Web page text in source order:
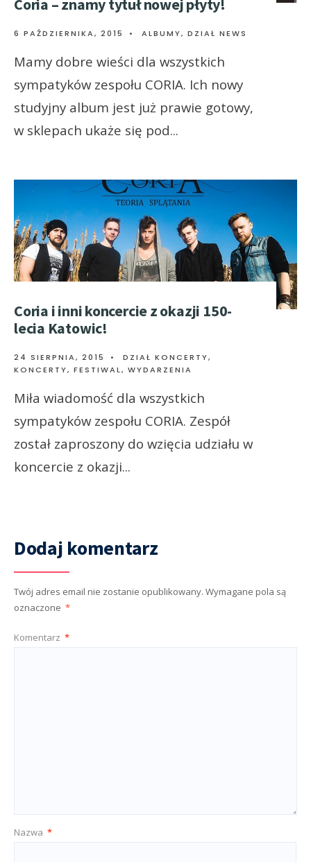
Coria – znamy tytuł nowej płyty!
6 PAŹDZIERNIKA, 2015 • ALBUMY, DZIAŁ NEWS
Mamy dobre wieści dla wszystkich
sympatyków zespołu CORIA. Ich nowy
studyjny album jest już prawie gotowy,
w sklepach ukaże się pod...
Coria i inni koncercie z okazji 150-
lecia Katowic!
24 SIERPNIA, 2015 • DZIAŁ KONCERTY,
KONCERTY, FESTIWAL, WYDARZENIA
Miła wiadomość dla wszystkich
sympatyków zespołu CORIA. Zespół
został zaproszony do wzięcia udziału w
koncercie z okazji...
Dodaj komentarz
Twój adres email nie zostanie opublikowany. Wymagane pola są
oznaczone *
Komentarz *
Nazwa *